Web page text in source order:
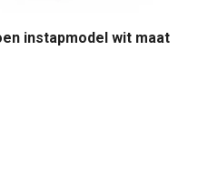
instapmodel wit maat